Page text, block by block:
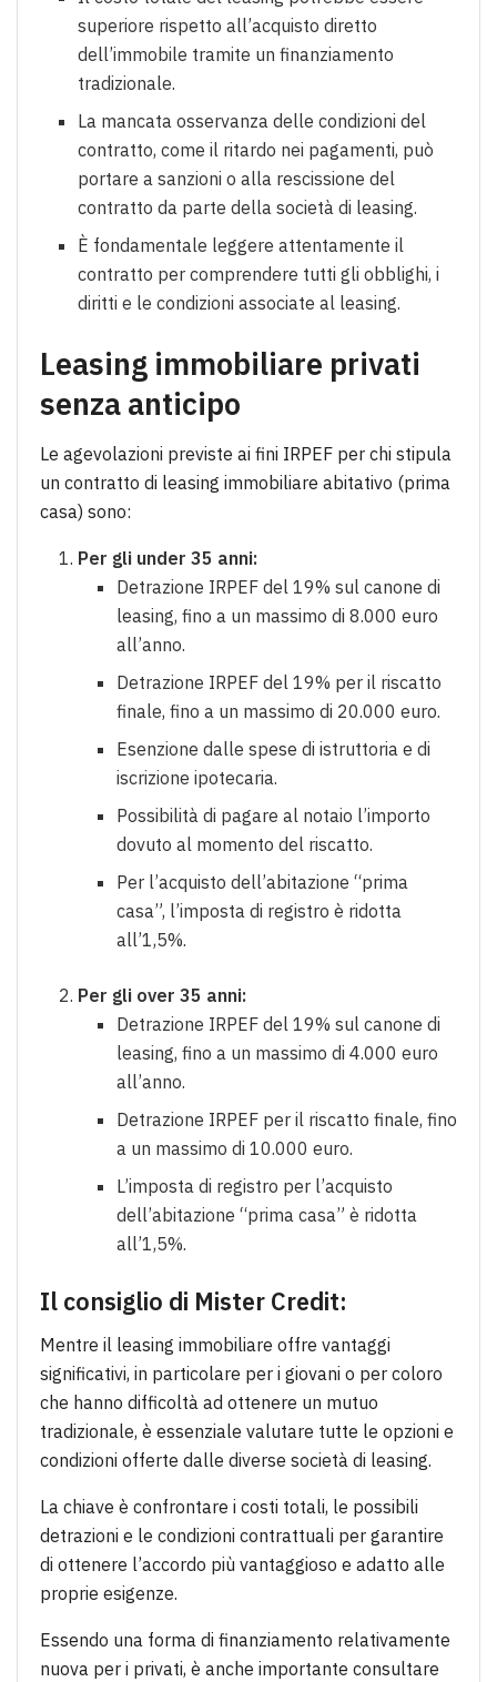
superiore rispetto all’acquisto diretto
dell’immobile tramite un finanziamento
tradizionale.
La mancata osservanza delle condizioni del
contratto, come il ritardo nei pagamenti, può
portare a sanzioni o alla rescissione del
contratto da parte della società di leasing.
È fondamentale leggere attentamente il
contratto per comprendere tutti gli obblighi, i
diritti e le condizioni associate al leasing.
Leasing immobiliare privati
senza anticipo
Le agevolazioni previste ai fini IRPEF per chi stipula
un contratto di leasing immobiliare abitativo (prima
casa) sono:
Per gli under 35 anni:
Detrazione IRPEF del 19% sul canone di
leasing, fino a un massimo di 8.000 euro
all’anno.
Detrazione IRPEF del 19% per il riscatto
finale, fino a un massimo di 20.000 euro.
Esenzione dalle spese di istruttoria e di
iscrizione ipotecaria.
Possibilità di pagare al notaio l’importo
dovuto al momento del riscatto.
Per l’acquisto dell’abitazione “prima
casa”, l’imposta di registro è ridotta
all’1,5%.
Per gli over 35 anni:
Detrazione IRPEF del 19% sul canone di
leasing, fino a un massimo di 4.000 euro
all’anno.
Detrazione IRPEF per il riscatto finale, fino
a un massimo di 10.000 euro.
L’imposta di registro per l’acquisto
dell’abitazione “prima casa” è ridotta
all’1,5%.
Il consiglio di Mister Credit:
Mentre il leasing immobiliare offre vantaggi
significativi, in particolare per i giovani o per coloro
che hanno difficoltà ad ottenere un mutuo
tradizionale, è essenziale valutare tutte le opzioni e
condizioni offerte dalle diverse società di leasing.
La chiave è confrontare i costi totali, le possibili
detrazioni e le condizioni contrattuali per garantire
di ottenere l’accordo più vantaggioso e adatto alle
proprie esigenze.
Essendo una forma di finanziamento relativamente
nuova per i privati, è anche importante consultare